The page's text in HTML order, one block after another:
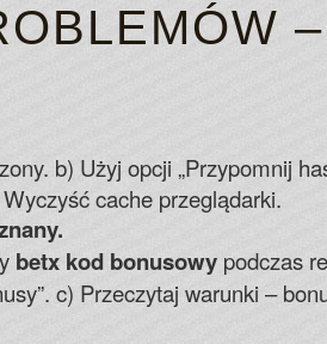
–
b) Użyj opcji „Przypomnij
cache przeglądarki.
betx kod bonusowy podczas
c) Przeczytaj warunki –